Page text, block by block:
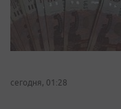
сегодня, 01:28